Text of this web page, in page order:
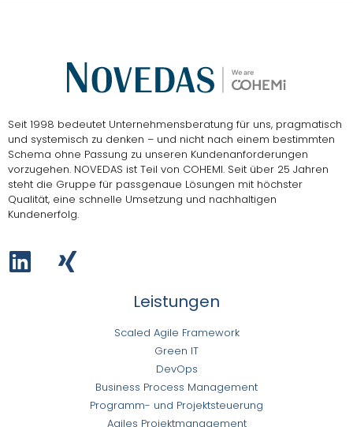
Seit 1998 bedeutet Unternehmensberatung für uns, pragmatisch
und systemisch zu denken – und nicht nach einem bestimmten
Schema ohne Passung zu unseren Kundenanforderungen
vorzugehen. NOVEDAS ist Teil von COHEMI. Seit über 25 Jahren
steht die Gruppe für passgenaue Lösungen mit höchster
Qualität, eine schnelle Umsetzung und nachhaltigen
Kundenerfolg.
Leistungen
Scaled Agile Framework
Green IT
DevOps
Business Process Management
Programm- und Projektsteuerung
Agiles Projektmanagement